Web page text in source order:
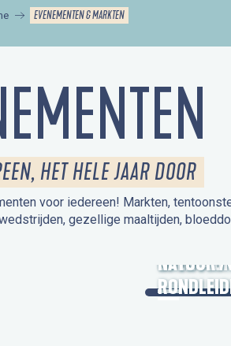
EVENEMENTEN & MARKTEN
HET HELE JAAR DOOR
voor iedereen! Markten,
gezellige maaltijden,
OPEN
NATUUR /